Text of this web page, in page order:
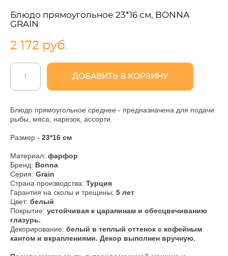
Блюдо прямоугольное 23*16 см, BONNA
GRAIN
2 172 pуб.
ДОБАВИТЬ В КОРЗИНУ
Блюдо прямоугольное среднее - предназначена для подачи
рыбы, мяса, нарезок, ассорти.
Размер - 23*16 см
Материал: фарфор
Бренд: Bonna
Серия: Grain
Страна производства: Турция
Гарантия на сколы и трещины: 5 лет
Цвет: белый
Покрытие: устойчивая к царапинам и обесцвечиванию
глазурь.
Декорирование: белый в теплый оттенок с кофейным
кантом и вкраплениями. Декор выполнен вручную.